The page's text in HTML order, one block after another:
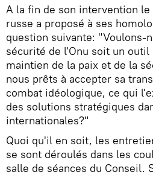
A la fin de son intervention
russe a proposé à ses
question suivante: "Voulons-
sécurité de l'Onu soit un
maintien de la paix et de la
nous prêts à accepter sa
combat idéologique, ce qui
des solutions stratégiques
internationales?"
Quoi qu'il en soit, les
se sont déroulés dans les
salle de séances du Conseil.